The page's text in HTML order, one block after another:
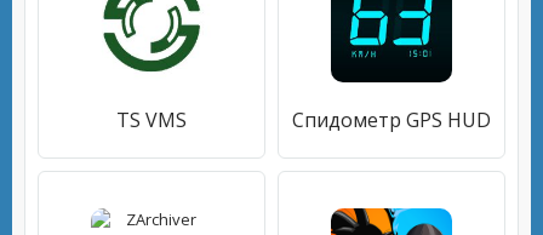
TS VMS Спидометр GPS HUD